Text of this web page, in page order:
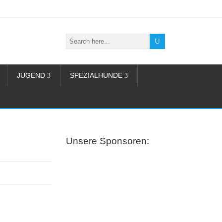
JUGEND SPEZIALHUNDE
Unsere Sponsoren: